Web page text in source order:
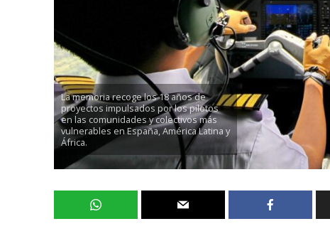
La memoria recoge los 18 años de
proyectos impulsados por los pilotos
en las comunidades y colectivos más
vulnerables en España, América Latina y
África.